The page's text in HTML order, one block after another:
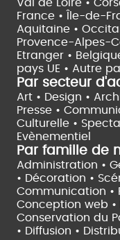
Val de Loire •
France •
Île-de-
Aquitaine •
Provence-Alpes-
Etranger •
pays UE • Autre
Par secteur
Art • Design •
Presse •
Culturelle •
Evènementiel
Par famille de
Administration •
• Décoration •
Communication •
Conception web •
Conservation du
• Diffusion •